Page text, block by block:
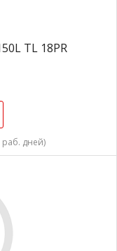
TL 18PR
раб. дней)